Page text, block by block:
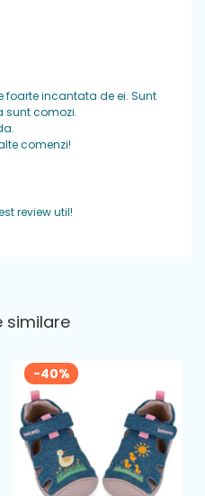
naturala
incantata de ei. Sunt
sunt comozi.
comenzi!
review util!
similare
-40%